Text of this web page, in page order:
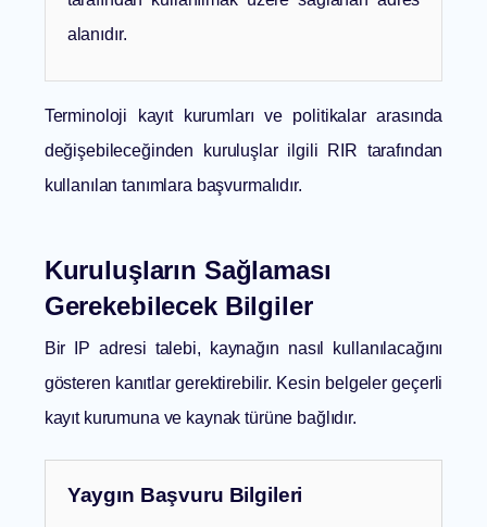
alanıdır.
Terminoloji kayıt kurumları ve politikalar arasında
değişebileceğinden kuruluşlar ilgili RIR tarafından
kullanılan tanımlara başvurmalıdır.
Kuruluşların Sağlaması
Gerekebilecek Bilgiler
Bir IP adresi talebi, kaynağın nasıl kullanılacağını
gösteren kanıtlar gerektirebilir. Kesin belgeler geçerli
kayıt kurumuna ve kaynak türüne bağlıdır.
Yaygın Başvuru Bilgileri